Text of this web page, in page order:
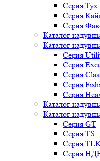
Серия Туз
Серия
Серия
Каталог
Каталог
Серия
Серия
Серия
Серия
Серия
Каталог
Каталог
Серия GT
Серия TS
Серия
Серия